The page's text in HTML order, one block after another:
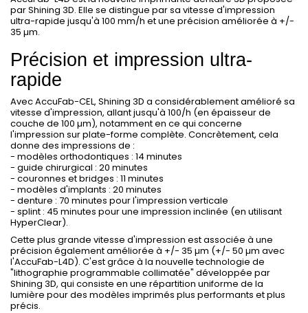
par Shining 3D. Elle se distingue par sa vitesse d'impression
ultra-rapide jusqu'à 100 mm/h et une précision améliorée à +/-
35 µm.
Précision et impression ultra-
rapide
Avec AccuFab-CEL, Shining 3D a considérablement amélioré sa
vitesse d'impression, allant jusqu'à 100/h (en épaisseur de
couche de 100 µm), notamment en ce qui concerne
l'impression sur plate-forme complète. Concrètement, cela
donne des impressions de :
- modèles orthodontiques : 14 minutes
- guide chirurgical : 20 minutes
- couronnes et bridges : 11 minutes
- modèles d'implants : 20 minutes
- denture : 70 minutes pour l'impression verticale
- splint : 45 minutes pour une impression inclinée (en utilisant
HyperClear).
Cette plus grande vitesse d'impression est associée à une
précision également améliorée à +/- 35 µm (+/- 50 µm avec
l'AccuFab-L4D). C'est grâce à la nouvelle technologie de
"lithographie programmable collimatée" développée par
Shining 3D, qui consiste en une répartition uniforme de la
lumière pour des modèles imprimés plus performants et plus
précis.